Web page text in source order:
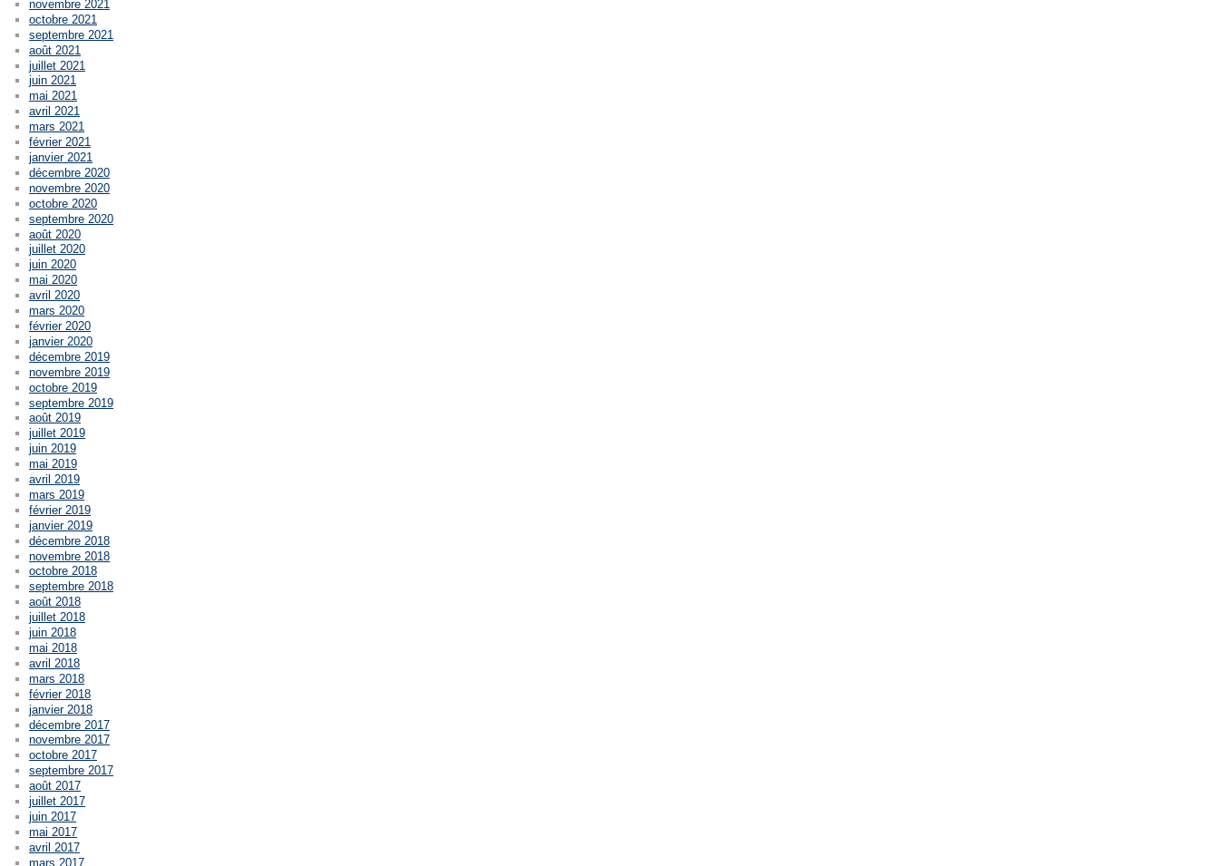
novembre 2021
octobre 2021
septembre 2021
août 2021
juillet 2021
juin 2021
mai 2021
avril 2021
mars 2021
février 2021
janvier 2021
décembre 2020
novembre 2020
octobre 2020
septembre 2020
août 2020
juillet 2020
juin 2020
mai 2020
avril 2020
mars 2020
février 2020
janvier 2020
décembre 2019
novembre 2019
octobre 2019
septembre 2019
août 2019
juillet 2019
juin 2019
mai 2019
avril 2019
mars 2019
février 2019
janvier 2019
décembre 2018
novembre 2018
octobre 2018
septembre 2018
août 2018
juillet 2018
juin 2018
mai 2018
avril 2018
mars 2018
février 2018
janvier 2018
décembre 2017
novembre 2017
octobre 2017
septembre 2017
août 2017
juillet 2017
juin 2017
mai 2017
avril 2017
mars 2017